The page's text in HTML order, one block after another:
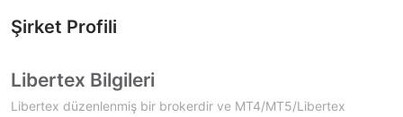
Şirket Profili
Libertex Bilgileri
Libertex düzenlenmiş bir brokerdir ve MT4/MT5/Libertex